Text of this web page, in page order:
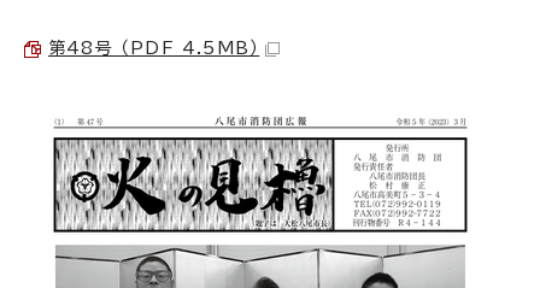
第48号 （PDF 4.5MB）